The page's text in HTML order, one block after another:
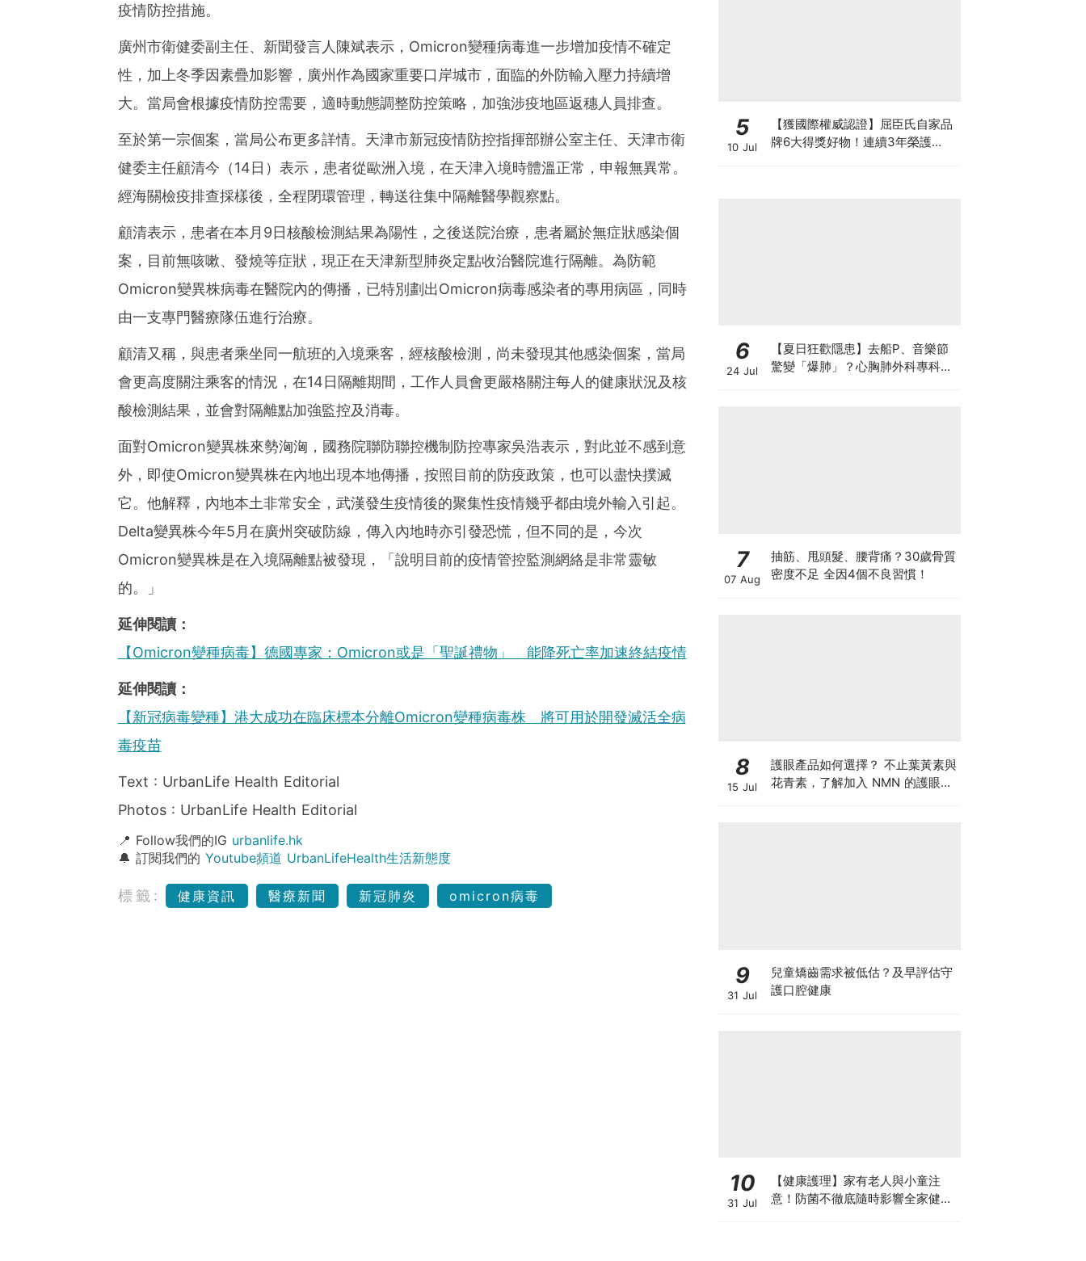
疫情防控措施。
廣州市衛健委副主任、新聞發言人陳斌表示，Omicron變種病毒進一步增加疫情不確定
性，加上冬季因素疊加影響，廣州作為國家重要口岸城市，面臨的外防輸入壓力持續增
大。當局會根據疫情防控需要，適時動態調整防控策略，加強涉疫地區返穗人員排查。
至於第一宗個案，當局公布更多詳情。天津市新冠疫情防控指揮部辦公室主任、天津市衛
健委主任顧清今（14日）表示，患者從歐洲入境，在天津入境時體溫正常，申報無異常。
經海關檢疫排查採樣後，全程閉環管理，轉送往集中隔離醫學觀察點。
顧清表示，患者在本月9日核酸檢測結果為陽性，之後送院治療，患者屬於無症狀感染個
案，目前無咳嗽、發燒等症狀，現正在天津新型肺炎定點收治醫院進行隔離。為防範
Omicron變異株病毒在醫院內的傳播，已特別劃出Omicron病毒感染者的專用病區，同時
由一支專門醫療隊伍進行治療。
顧清又稱，與患者乘坐同一航班的入境乘客，經核酸檢測，尚未發現其他感染個案，當局
會更高度關注乘客的情況，在14日隔離期間，工作人員會更嚴格關注每人的健康狀況及核
酸檢測結果，並會對隔離點加強監控及消毒。
面對Omicron變異株來勢洶洶，國務院聯防聯控機制防控專家吳浩表示，對此並不感到意
外，即使Omicron變異株在內地出現本地傳播，按照目前的防疫政策，也可以盡快撲滅
它。他解釋，內地本土非常安全，武漢發生疫情後的聚集性疫情幾乎都由境外輸入引起。
Delta變異株今年5月在廣州突破防線，傳入內地時亦引發恐慌，但不同的是，今次
Omicron變異株是在入境隔離點被發現，「說明目前的疫情管控監測網絡是非常靈敏
的。」
延伸閱讀：
【Omicron變種病毒】德國專家：Omicron或是「聖誕禮物」 能降死亡率加速終結疫情
延伸閱讀：
【新冠病毒變種】港大成功在臨床標本分離Omicron變種病毒株 將可用於開發滅活全病
毒疫苗
Text : UrbanLife Health Editorial
Photos : UrbanLife Health Editorial
📍 Follow我們的IG urbanlife.hk
🔔 訂閱我們的 Youtube頻道 UrbanLifeHealth生活新態度
標籤: 健康資訊 醫療新聞 新冠肺炎 omicron病毒
5
10 Jul
【獲國際權威認證】屈臣氏自家品
牌6大得獎好物！連續3年榮護
6
24 Jul
【夏日狂歡隱患】去船P、音樂節
驚變「爆肺」？心胸肺外科專科醫
7
07 Aug
抽筋、甩頭髮、腰背痛？30歲骨質
密度不足 全因4個不良習慣！
8
15 Jul
護眼產品如何選擇？ 不止葉黃素與
花青素，了解加入 NMN 的護眼方
9
31 Jul
兒童矯齒需求被低估？及早評估守
護口腔健康
10
31 Jul
【健康護理】家有老人與小童注
意！防菌不徹底隨時影響全家健康